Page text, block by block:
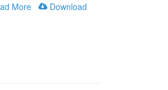
More
Download